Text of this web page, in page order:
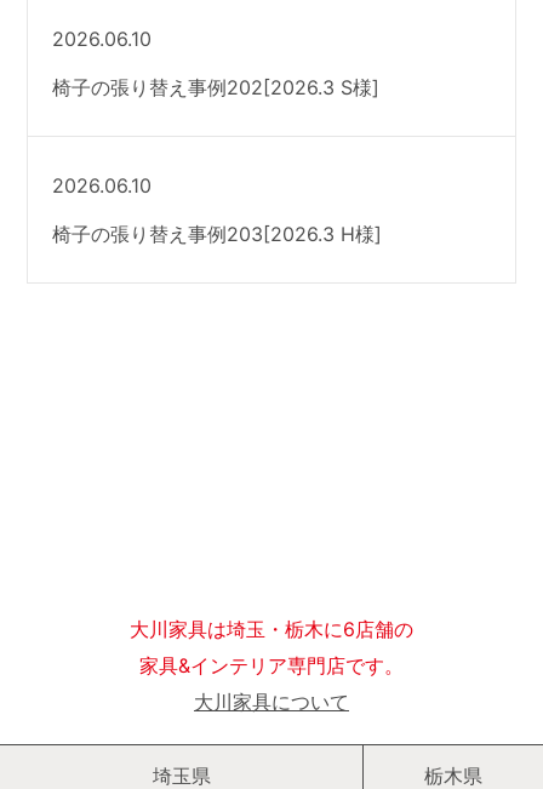
2026.06.10
椅子の張り替え事例202[2026.3 S様]
2026.06.10
椅子の張り替え事例203[2026.3 H様]
大川家具は埼玉・栃木に6店舗の
家具&インテリア専門店です。
大川家具について
埼玉県 栃木県